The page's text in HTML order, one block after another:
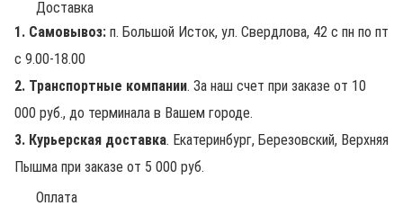
Доставка
1. Самовывоз: п. Большой Исток, ул. Свердлова, 42 с пн по пт
с 9.00-18.00
2. Транспортные компании. За наш счет при заказе от 10
000 руб., до терминала в Вашем городе.
3. Курьерская доставка. Екатеринбург, Березовский, Верхняя
Пышма при заказе от 5 000 руб.
Оплата